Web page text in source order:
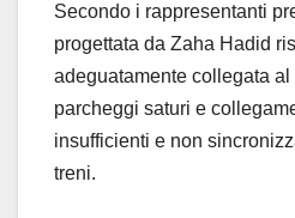
Secondo i rappresentanti
progettata da Zaha Hadid
adeguatamente collegata al
parcheggi saturi e
insufficienti e non
treni.